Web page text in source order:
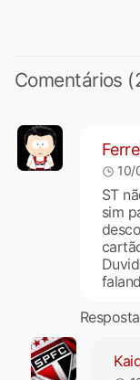
Comentários
10/
ST
sim